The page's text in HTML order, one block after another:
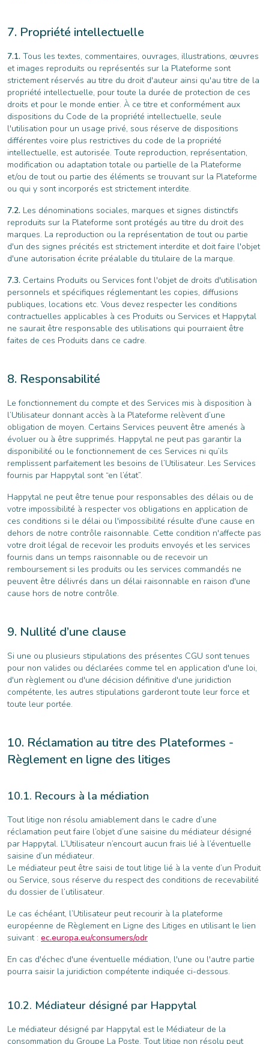
Propriété intellectuelle
Tous les textes, commentaires, ouvrages, illustrations, œuvres
et images reproduits ou représentés sur la Plateforme sont
strictement réservés au titre du droit d'auteur ainsi qu'au titre de la
propriété intellectuelle, pour toute la durée de protection de ces
droits et pour le monde entier. À ce titre et conformément aux
dispositions du Code de la propriété intellectuelle, seule
l'utilisation pour un usage privé, sous réserve de dispositions
différentes voire plus restrictives du code de la propriété
intellectuelle, est autorisée. Toute reproduction, représentation,
modification ou adaptation totale ou partielle de la Plateforme
et/ou de tout ou partie des éléments se trouvant sur la Plateforme
ou qui y sont incorporés est strictement interdite.
Les dénominations sociales, marques et signes distinctifs
reproduits sur la Plateforme sont protégés au titre du droit des
marques. La reproduction ou la représentation de tout ou partie
d'un des signes précités est strictement interdite et doit faire l'objet
d'une autorisation écrite préalable du titulaire de la marque.
Certains Produits ou Services font l'objet de droits d'utilisation
personnels et spécifiques réglementant les copies, diffusions
publiques, locations etc. Vous devez respecter les conditions
contractuelles applicables à ces Produits ou Services et Happytal
ne saurait être responsable des utilisations qui pourraient être
faites de ces Produits dans ce cadre.
Responsabilité
Le fonctionnement du compte et des Services mis à disposition à
l’Utilisateur donnant accès à la Plateforme relèvent d’une
obligation de moyen. Certains Services peuvent être amenés à
évoluer ou à être supprimés. Happytal ne peut pas garantir la
disponibilité ou le fonctionnement de ces Services ni qu’ils
remplissent parfaitement les besoins de l’Utilisateur. Les Services
fournis par Happytal sont “en l’état”.
Happytal ne peut être tenue pour responsables des délais ou de
votre impossibilité à respecter vos obligations en application de
ces conditions si le délai ou l'impossibilité résulte d'une cause en
dehors de notre contrôle raisonnable. Cette condition n'affecte pas
votre droit légal de recevoir les produits envoyés et les services
fournis dans un temps raisonnable ou de recevoir un
remboursement si les produits ou les services commandés ne
peuvent être délivrés dans un délai raisonnable en raison d'une
cause hors de notre contrôle.
Nullité d’une clause
Si une ou plusieurs stipulations des présentes CGU sont tenues
pour non valides ou déclarées comme tel en application d'une loi,
d'un règlement ou d'une décision définitive d'une juridiction
compétente, les autres stipulations garderont toute leur force et
toute leur portée.
Réclamation au titre des Plateformes -
Règlement en ligne des litiges
Recours à la médiation
Tout litige non résolu amiablement dans le cadre d’une
réclamation peut faire l’objet d’une saisine du médiateur désigné
par Happytal. L’Utilisateur n’encourt aucun frais lié à l’éventuelle
saisine d’un médiateur.
Le médiateur peut être saisi de tout litige lié à la vente d’un Produit
ou Service, sous réserve du respect des conditions de recevabilité
du dossier de l’utilisateur.
Le cas échéant, l’Utilisateur peut recourir à la plateforme
européenne de Règlement en Ligne des Litiges en utilisant le lien
suivant : ec.europa.eu/consumers/odr
En cas d'échec d'une éventuelle médiation, l'une ou l'autre partie
pourra saisir la juridiction compétente indiquée ci-dessous.
Médiateur désigné par Happytal
Le médiateur désigné par Happytal est le Médiateur de la
consommation du Groupe La Poste. Tout litige non résolu peut